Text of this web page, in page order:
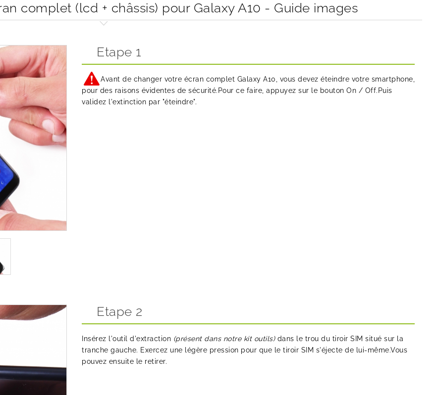
complet (lcd + châssis) pour Galaxy A10 - Guide images
Etape 1
Avant de changer votre écran complet Galaxy A10, vous devez éteindre votre smartphone,
pour des raisons évidentes de sécurité.Pour ce faire, appuyez sur le bouton On / Off.Puis
validez l'extinction par "éteindre".
Etape 2
Insérez l'outil d'extraction (présent dans notre kit outils)dans le trou du tiroir SIM situé sur la
tranche gauche. Exercez une légère pression pour que le tiroir SIM s'éjecte de lui-même.Vous
pouvez ensuite le retirer.